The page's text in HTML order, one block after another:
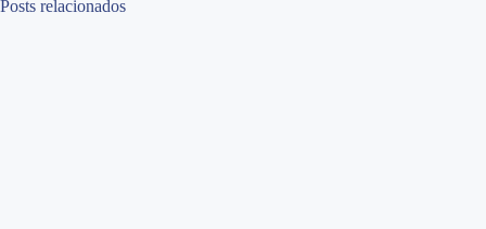
Posts relacionados